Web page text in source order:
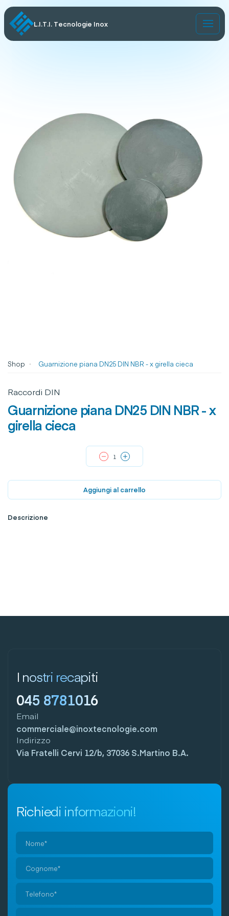
L.I.T.I. Tecnologie Inox
Shop Guarnizione piana DN25 DIN NBR - x girella cieca
Raccordi DIN
Guarnizione piana DN25 DIN NBR - x
girella cieca
Aggiungi al carrello
Descrizione
I nostri recapiti
045 8781016
Email
commerciale@inoxtecnologie.com
Indirizzo
Via Fratelli Cervi 12/b, 37036 S.Martino B.A.
Richiedi informazioni!